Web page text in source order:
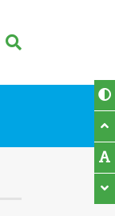
us on
oss på
Search